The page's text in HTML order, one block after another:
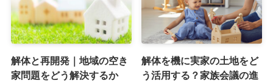
解体と再開発｜地域の空き
家問題をどう解決するか
解体を機に実家の土地をど
う活用する？家族会議の進